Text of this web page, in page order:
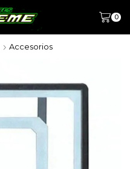
0
Accesorios